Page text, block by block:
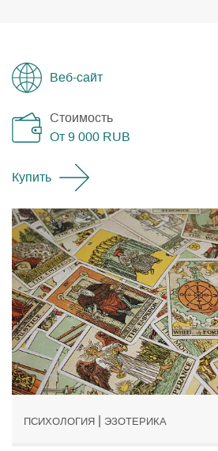
Веб-сайт
Стоимость
От 9 000 RUB
Купить
ПСИХОЛОГИЯ | ЭЗОТЕРИКА